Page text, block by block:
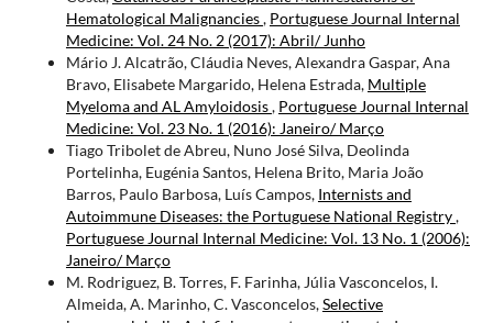
Hematological Malignancies, Portuguese Journal Internal
Medicine: Vol. 24 No. 2 (2017): Abril/ Junho
Mário J. Alcatrão, Cláudia Neves, Alexandra Gaspar, Ana
Bravo, Elisabete Margarido, Helena Estrada, Multiple
Myeloma and AL Amyloidosis, Portuguese Journal Internal
Medicine: Vol. 23 No. 1 (2016): Janeiro/ Março
Tiago Tribolet de Abreu, Nuno José Silva, Deolinda
Portelinha, Eugénia Santos, Helena Brito, Maria João
Barros, Paulo Barbosa, Luís Campos, Internists and
Autoimmune Diseases: the Portuguese National Registry,
Portuguese Journal Internal Medicine: Vol. 13 No. 1 (2006):
Janeiro/ Março
M. Rodriguez, B. Torres, F. Farinha, Júlia Vasconcelos, I.
Almeida, A. Marinho, C. Vasconcelos,Selective